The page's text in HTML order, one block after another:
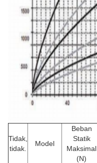
Tidak,
tidak.
Model
Beban
Statik
Maksimal
(N)